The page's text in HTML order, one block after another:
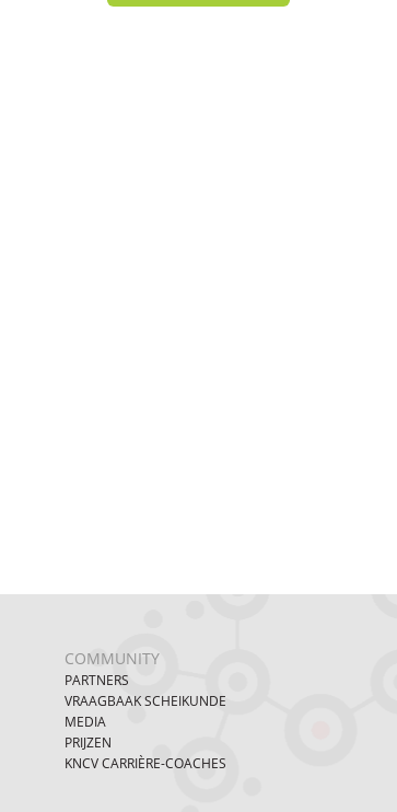
COMMUNITY
PARTNERS
VRAAGBAAK SCHEIKUNDE
MEDIA
PRIJZEN
KNCV CARRIÈRE-COACHES